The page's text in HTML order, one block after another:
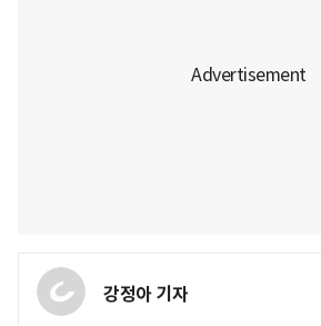
강정아 기자